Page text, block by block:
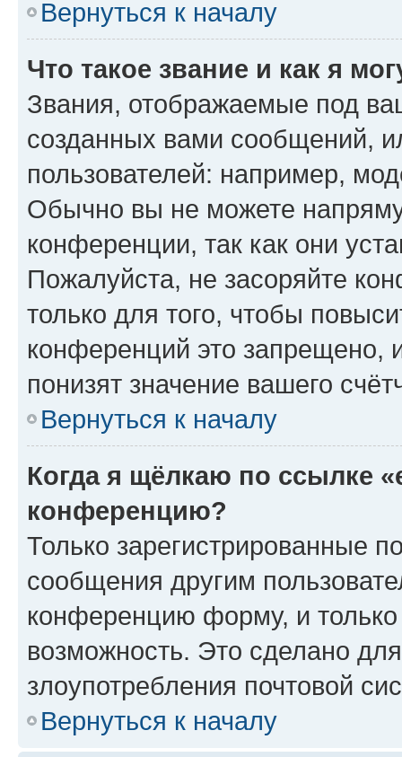
Вернуться к началу
Что такое звание и как я
Звания, отображаемые под
созданных вами сообщений,
пользователей: например,
Обычно вы не можете
конференции, так как они
Пожалуйста, не засоряйте
только для того, чтобы
конференций это запрещено,
понизят значение вашего
Вернуться к началу
Когда я щёлкаю по ссылке
конференцию?
Только зарегистрированные
сообщения другим
конференцию форму, и
возможность. Это сделано
злоупотребления почтовой
Вернуться к началу